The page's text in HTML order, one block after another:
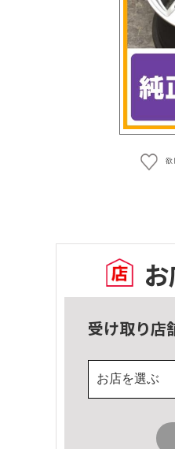
欲
受け取り店
お店を選ぶ